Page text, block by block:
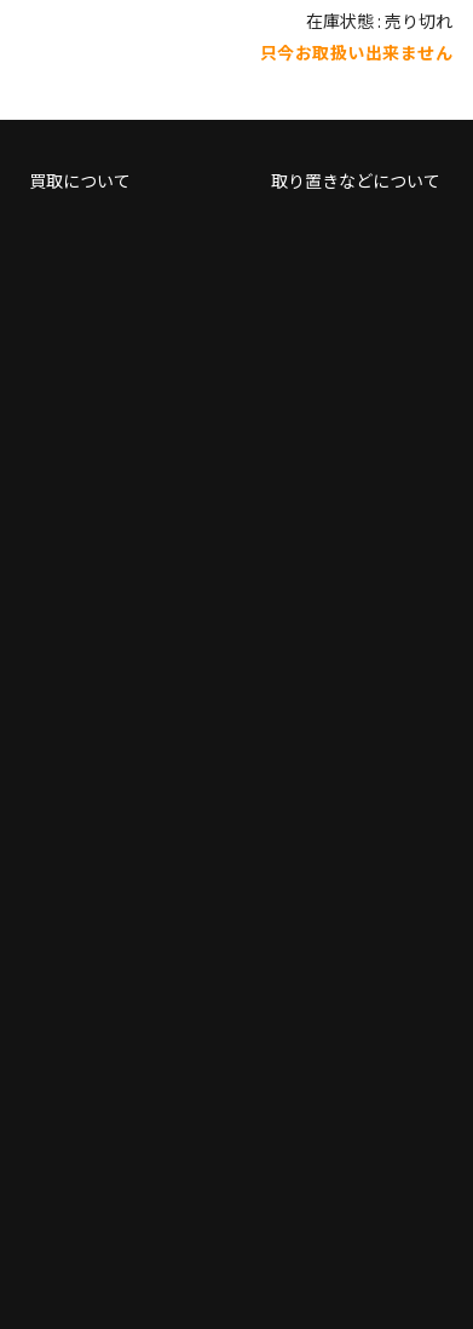
在庫状態 : 売り切れ
只今お取扱い出来ません
買取について 取り置きなどについて